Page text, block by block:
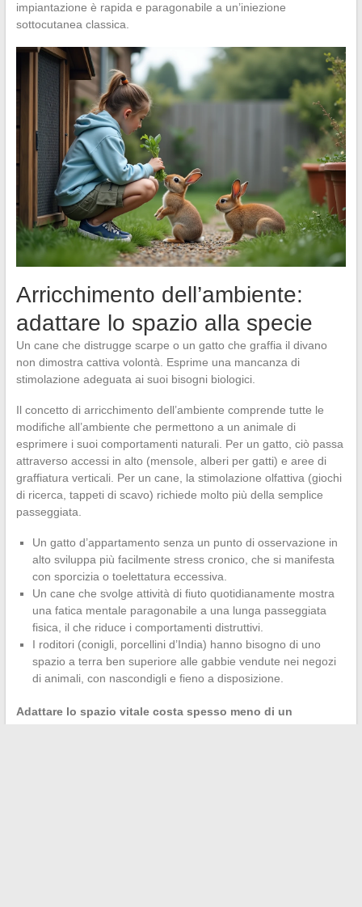
impiantazione è rapida e paragonabile a un’iniezione
sottocutanea classica.
Arricchimento dell’ambiente:
adattare lo spazio alla specie
Un cane che distrugge scarpe o un gatto che graffia il divano
non dimostra cattiva volontà. Esprime una mancanza di
stimolazione adeguata ai suoi bisogni biologici.
Il concetto di arricchimento dell’ambiente comprende tutte le
modifiche all’ambiente che permettono a un animale di
esprimere i suoi comportamenti naturali. Per un gatto, ciò passa
attraverso accessi in alto (mensole, alberi per gatti) e aree di
graffiatura verticali. Per un cane, la stimolazione olfattiva (giochi
di ricerca, tappeti di scavo) richiede molto più della semplice
passeggiata.
Un gatto d’appartamento senza un punto di osservazione in
alto sviluppa più facilmente stress cronico, che si manifesta
con sporcizia o toelettatura eccessiva.
Un cane che svolge attività di fiuto quotidianamente mostra
una fatica mentale paragonabile a una lunga passeggiata
fisica, il che riduce i comportamenti distruttivi.
I roditori (conigli, porcellini d’India) hanno bisogno di uno
spazio a terra ben superiore alle gabbie vendute nei negozi
di animali, con nascondigli e fieno a disposizione.
Adattare lo spazio vitale costa spesso meno di un